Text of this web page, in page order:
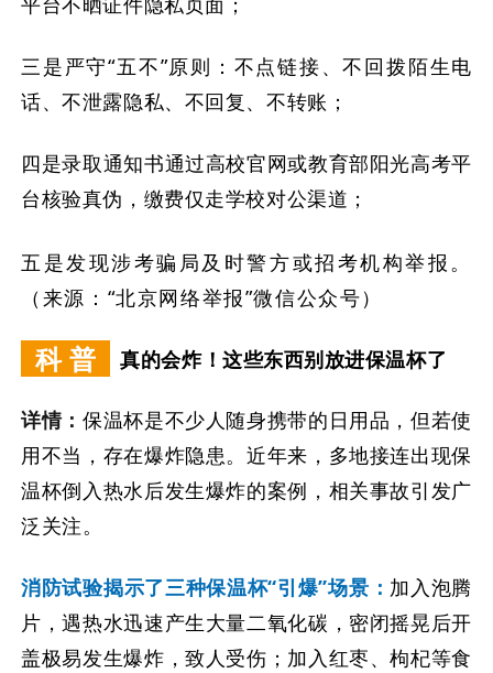
三是严守“五不”原则：不点链接、不回拨陌生电
话、不泄露隐私、不回复、不转账；
四是录取通知书通过高校官网或教育部阳光高考平
台核验真伪，缴费仅走学校对公渠道；
五是发现涉考骗局及时警方或招考机构举报。
（来源：“北京网络举报”微信公众号）
科 普 真的会炸！这些东西别放进保温杯了
详情： 保温杯是不少人随身携带的日用品，但若使
用不当，存在爆炸隐患。近年来，多地接连出现保
温杯倒入热水后发生爆炸的案例，相关事故引发广
泛关注。
消防试验揭示了三种保温杯“引爆”场景： 加入泡腾
片，遇热水迅速产生大量二氧化碳，密闭摇晃后开
盖极易发生爆炸，致人受伤；加入红枣、枸杞等食